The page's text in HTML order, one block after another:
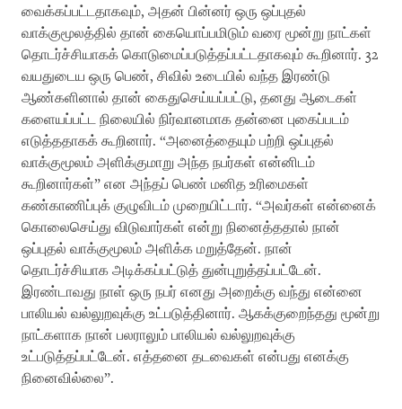
வைக்கப்பட்டதாகவும், அதன் பின்னர் ஒரு ஒப்புதல்
வாக்குமூலத்தில் தான் கையொப்பமிடும் வரை மூன்று நாட்கள்
தொடர்ச்சியாகக் கொடுமைப்படுத்தப்பட்டதாகவும் கூறினார். 32
வயதுடைய ஒரு பெண், சிவில் உடையில் வந்த இரண்டு
ஆண்களினால் தான் கைதுசெய்யப்பட்டு, தனது ஆடைகள்
களையப்பட்ட நிலையில் நிர்வானமாக தன்னை புகைப்படம்
எடுத்ததாகக் கூறினார். “அனைத்தையும் பற்றி ஒப்புதல்
வாக்குமூலம் அளிக்குமாறு அந்த நபர்கள் என்னிடம்
கூறினார்கள்” என அந்தப் பெண் மனித உரிமைகள்
கண்காணிப்புக் குழுவிடம் முறையிட்டார். “அவர்கள் என்னைக்
கொலைசெய்து விடுவார்கள் என்று நினைத்ததால் நான்
ஒப்புதல் வாக்குமூலம் அளிக்க மறுத்தேன். நான்
தொடர்ச்சியாக அடிக்கப்பட்டுத் துன்புறுத்தப்பட்டேன்.
இரண்டாவது நாள் ஒரு நபர் எனது அறைக்கு வந்து என்னை
பாலியல் வல்லுறவுக்கு உட்படுத்தினார். ஆகக்குறைந்தது மூன்று
நாட்களாக நான் பலராலும் பாலியல் வல்லுறவுக்கு
உட்படுத்தப்பட்டேன். எத்தனை தடவைகள் என்பது எனக்கு
நினைவில்லை”.